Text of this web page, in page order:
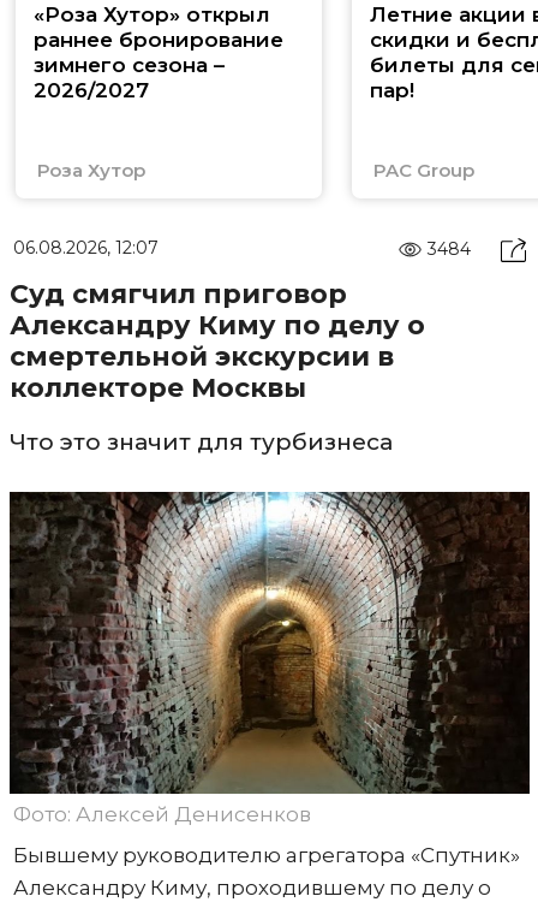
«Роза Хутор» открыл
раннее бронирование
зимнего сезона –
2026/2027
Роза Хутор
Летние акции
скидки и
билеты для
пар!
PAC Group
06.08.2026, 12:07 3484
Суд смягчил приговор
Александру Киму по делу о
смертельной экскурсии в
коллекторе Москвы
Что это значит для турбизнеса
Фото: Алексей Денисенков
Бывшему руководителю агрегатора «Спутник»
Александру Киму, проходившему по делу о